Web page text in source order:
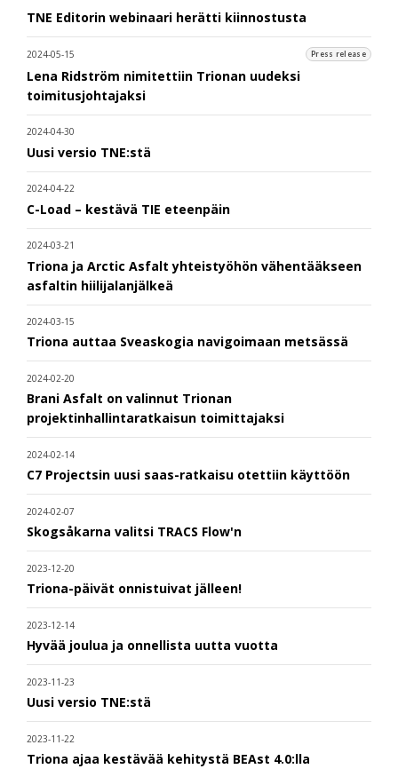
TNE Editorin webinaari herätti kiinnostusta
2024-05-15 Press release
Lena Ridström nimitettiin Trionan uudeksi
toimitusjohtajaksi
2024-04-30
Uusi versio TNE:stä
2024-04-22
C-Load – kestävä TIE eteenpäin
2024-03-21
Triona ja Arctic Asfalt yhteistyöhön vähentääkseen
asfaltin hiilijalanjälkeä
2024-03-15
Triona auttaa Sveaskogia navigoimaan metsässä
2024-02-20
Brani Asfalt on valinnut Trionan
projektinhallintaratkaisun toimittajaksi
2024-02-14
C7 Projectsin uusi saas-ratkaisu otettiin käyttöön
2024-02-07
Skogsåkarna valitsi TRACS Flow'n
2023-12-20
Triona-päivät onnistuivat jälleen!
2023-12-14
Hyvää joulua ja onnellista uutta vuotta
2023-11-23
Uusi versio TNE:stä
2023-11-22
Triona ajaa kestävää kehitystä BEAst 4.0:lla